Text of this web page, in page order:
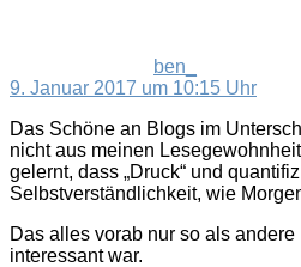
ben_
9. Januar 2017 um 10:15 Uhr
Das Schöne an Blogs im
nicht aus meinen
gelernt, dass „Druck“ und
Selbstverständlichkeit, wie
Das alles vorab nur so als
interessant war.